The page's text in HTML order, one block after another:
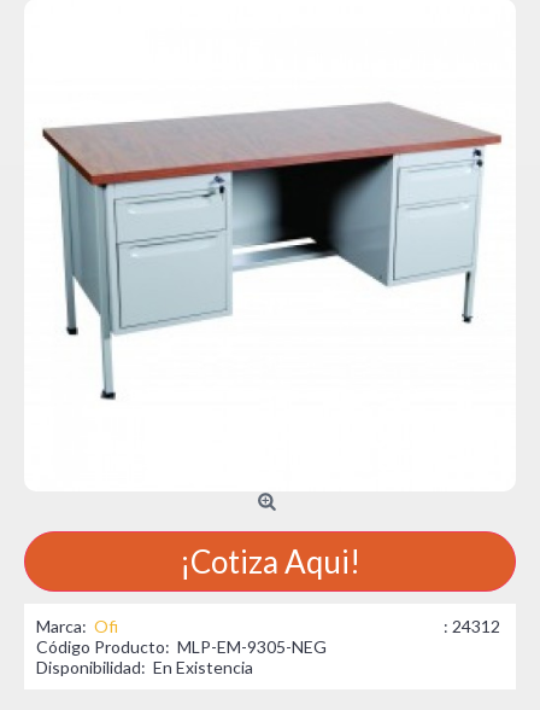
¡Cotiza Aqui!
: 24312
Marca: Ofi
Código Producto: MLP-EM-9305-NEG
Disponibilidad: En Existencia